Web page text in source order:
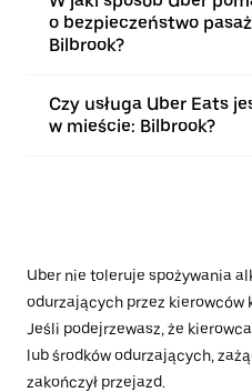
o bezpieczeństwo
Bilbrook?
Czy usługa Uber Eats
w mieście: Bilbrook?
Uber nie toleruje spożywania
odurzających przez kierowców
Jeśli podejrzewasz, że
lub środków odurzających,
zakończył przejazd.